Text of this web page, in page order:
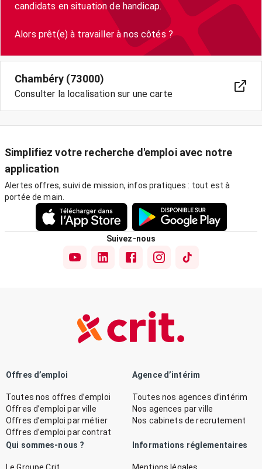
candidats en situation de handicap.
Alors prêt(e) à travailler à nos côtés ?
Chambéry (73000)
Consulter la localisation sur une carte
Simplifiez votre recherche d'emploi avec notre
application
Alertes offres, suivi de mission, infos pratiques : tout est à
portée de main.
Suivez-nous
Offres d’emploi
Toutes nos offres d’emploi
Offres d’emploi par ville
Offres d’emploi par métier
Offres d’emploi par contrat
Agence d’intérim
Toutes nos agences d’intérim
Nos agences par ville
Nos cabinets de recrutement
Qui sommes-nous ? Informations réglementaires